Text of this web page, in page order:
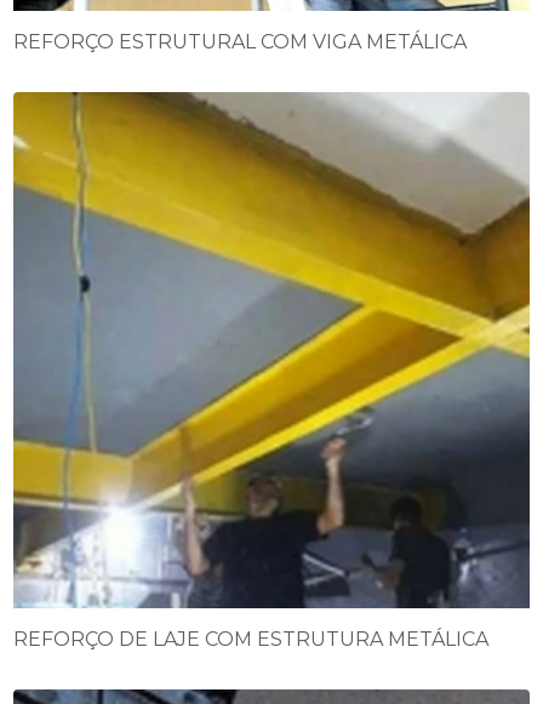
REFORÇO ESTRUTURAL COM VIGA METÁLICA
REFORÇO DE LAJE COM ESTRUTURA METÁLICA